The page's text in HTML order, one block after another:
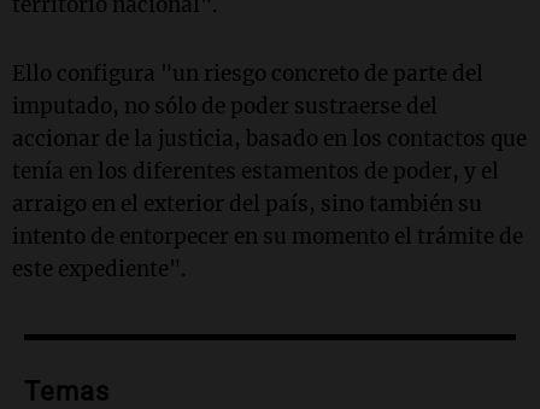
territorio nacional".
Ello configura "un riesgo concreto de parte del
imputado, no sólo de poder sustraerse del
accionar de la justicia, basado en los contactos que
tenía en los diferentes estamentos de poder, y el
arraigo en el exterior del país, sino también su
intento de entorpecer en su momento el trámite de
este expediente".
Temas